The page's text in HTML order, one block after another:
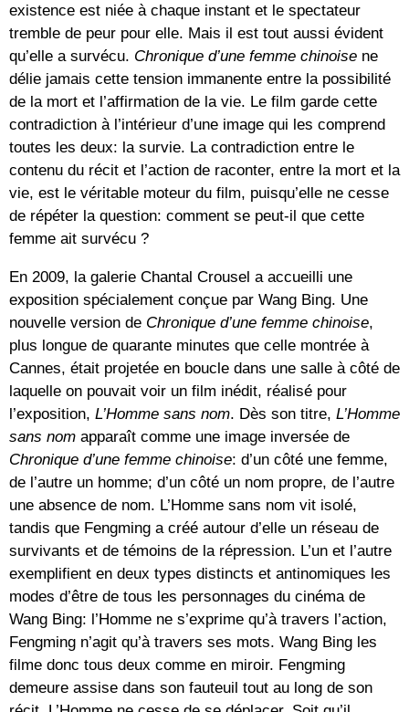
existence est niée à chaque instant et le spectateur
tremble de peur pour elle. Mais il est tout aussi évident
qu’elle a survécu. Chronique d’une femme chinoise ne
délie jamais cette tension immanente entre la possibilité
de la mort et l’affirmation de la vie. Le film garde cette
contradiction à l’intérieur d’une image qui les comprend
toutes les deux: la survie. La contradiction entre le
contenu du récit et l’action de raconter, entre la mort et la
vie, est le véritable moteur du film, puisqu’elle ne cesse
de répéter la question: comment se peut-il que cette
femme ait survécu ?
En 2009, la galerie Chantal Crousel a accueilli une
exposition spécialement conçue par Wang Bing. Une
nouvelle version de Chronique d’une femme chinoise,
plus longue de quarante minutes que celle montrée à
Cannes, était projetée en boucle dans une salle à côté de
laquelle on pouvait voir un film inédit, réalisé pour
l’exposition, L’Homme sans nom. Dès son titre, L’Homme
sans nom apparaît comme une image inversée de
Chronique d’une femme chinoise: d’un côté une femme,
de l’autre un homme; d’un côté un nom propre, de l’autre
une absence de nom. L’Homme sans nom vit isolé,
tandis que Fengming a créé autour d’elle un réseau de
survivants et de témoins de la répression. L’un et l’autre
exemplifient en deux types distincts et antinomiques les
modes d’être de tous les personnages du cinéma de
Wang Bing: l’Homme ne s’exprime qu’à travers l’action,
Fengming n’agit qu’à travers ses mots. Wang Bing les
filme donc tous deux comme en miroir. Fengming
demeure assise dans son fauteuil tout au long de son